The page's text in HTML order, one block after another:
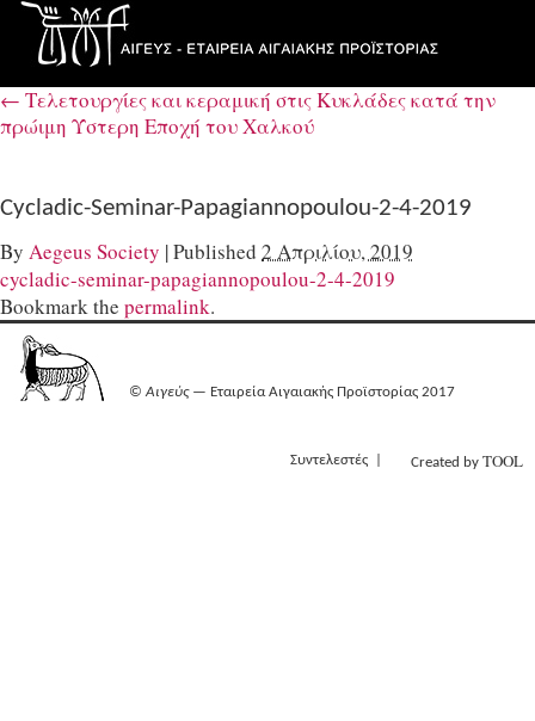
← Τελετουργίες και κεραμική στις Κυκλάδες κατά την
πρώιμη Ύστερη Εποχή του Χαλκού
Cycladic-Seminar-Papagiannopoulou-2-4-2019
By Aegeus Society |Published 2 Απριλίου, 2019
cycladic-seminar-papagiannopoulou-2-4-2019
Bookmark the permalink.
©Αιγεύς— Εταιρεία Αιγαιακής Προϊστορίας 2017
Συντελεστές Created by TOOL